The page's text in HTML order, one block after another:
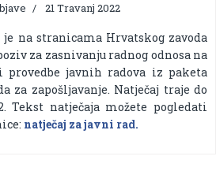
21 Travanj 2022
na stranicama Hrvatskog zavoda
za zasnivanju radnog odnosa na
provedbe javnih radova iz paketa
za zapošljavanje. Natječaj traje do
Tekst natječaja možete pogledati
natječaj za javni rad.